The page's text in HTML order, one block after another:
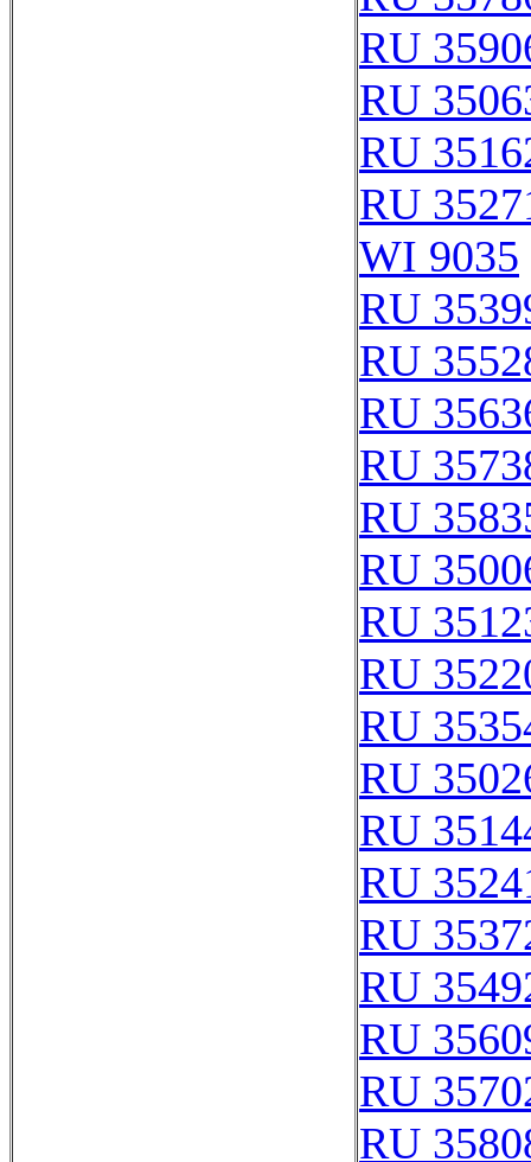
RU
RU
RU
RU
WI 9035
RU
RU
RU
RU
RU
RU
RU
RU
RU
RU
RU
RU
RU
RU
RU
RU
RU